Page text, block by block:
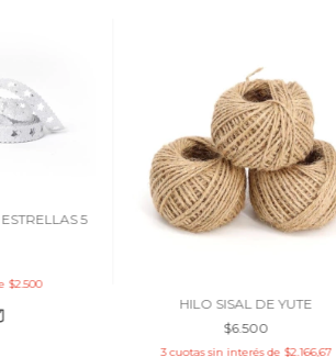
5
$2.500
HILO SISAL DE YUTE
$6.500
3 cuotas sin interés de $2.166,67